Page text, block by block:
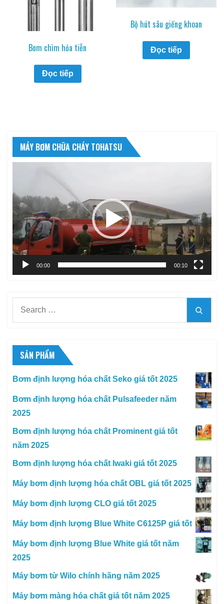
Bơm chìm hỏa tiễn
Đọc tiếp
Bộ hút sâu giếng khoan
Đọc tiếp
MÁY BƠM CHỮA CHÁY TOHATSU
Video
00:00 00:10
SẢN PHẨM
Bơm định lượng hóa chất Seko giá tốt 2025
Bơm định lượng hóa chất Pulsafeeder năm
2025
Bơm định lượng hóa chất Prominent giá tốt
năm 2025
Bơm định lượng hóa chất Iwaki giá tốt 2025
Máy bơm định lượng hóa chất OBL giá tốt 2025
Máy bơm định lượng CLO giá tốt 2025
Máy bơm định lượng Blue White C6125P giá tốt
Máy bơm định lượng Blue White giá tốt năm
2025
Máy bơm từ Wilo chính hãng năm 2025
Máy bơm màng hóa chất giá tốt năm 2025